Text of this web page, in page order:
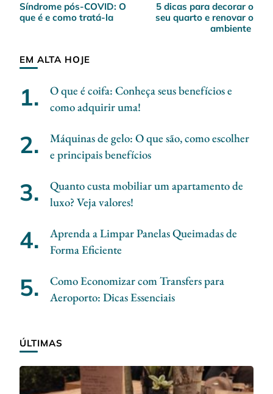
de
Síndrome pós-COVID: O
que é e como tratá-la
5 dicas para decorar o
seu quarto e renovar o
ambiente
EM ALTA HOJE
O que é coifa: Conheça seus benefícios e
como adquirir uma!
Máquinas de gelo: O que são, como escolher
e principais benefícios
Quanto custa mobiliar um apartamento de
luxo? Veja valores!
Aprenda a Limpar Panelas Queimadas de
Forma Eficiente
Como Economizar com Transfers para
Aeroporto: Dicas Essenciais
ÚLTIMAS